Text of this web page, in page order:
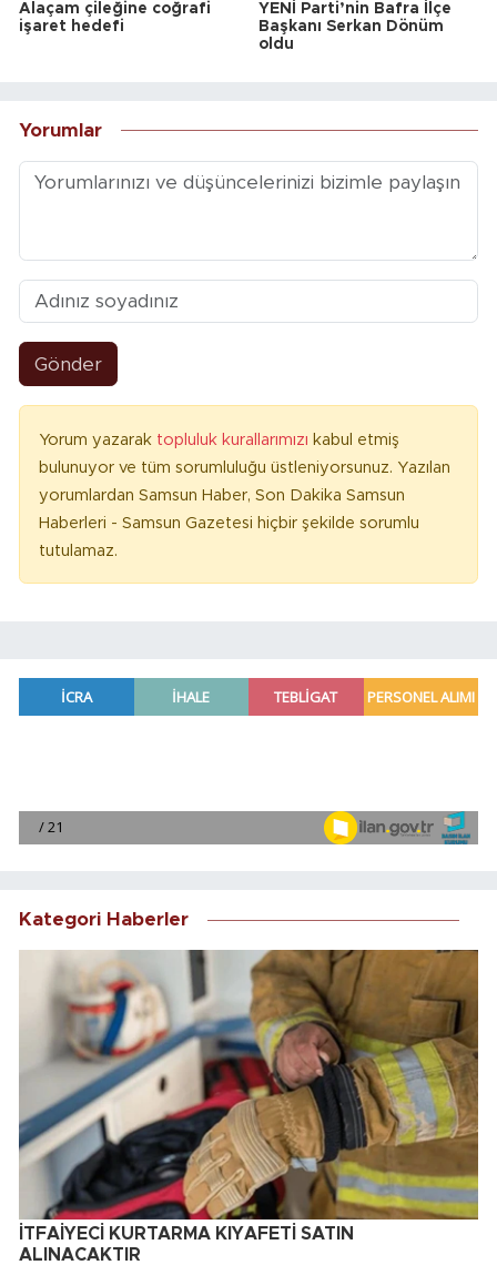
Alaçam çileğine coğrafi
işaret hedefi
YENİ Parti’nin Bafra İlçe
Başkanı Serkan Dönüm
oldu
Yorumlar
Gönder
Yorum yazarak topluluk kurallarımızı kabul etmiş
bulunuyor ve tüm sorumluluğu üstleniyorsunuz. Yazılan
yorumlardan Samsun Haber, Son Dakika Samsun
Haberleri - Samsun Gazetesi hiçbir şekilde sorumlu
tutulamaz.
Kategori Haberler
İTFAİYECİ KURTARMA KIYAFETİ SATIN
ALINACAKTIR